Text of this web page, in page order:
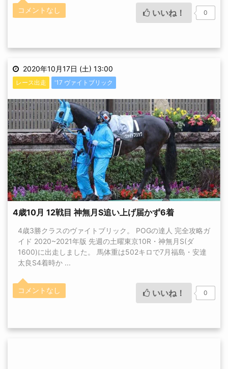
コメントなし いいね！ 0
2020年10月17日 (土) 13:00
レース出走 '17 ヴァイトブリック
4歳10月 12戦目 神無月S追い上げ届かず6着
4歳3勝クラスのヴァイトブリック。 POGの達人 完全攻略ガ
イド 2020~2021年版 先週の土曜東京10R・神無月S(ダ
1600)に出走しました。 馬体重は502キロで7月福島・安達
太良S4着時か ...
コメントなし いいね！ 0